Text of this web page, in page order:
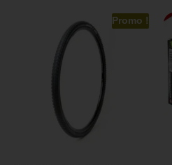
Promo !